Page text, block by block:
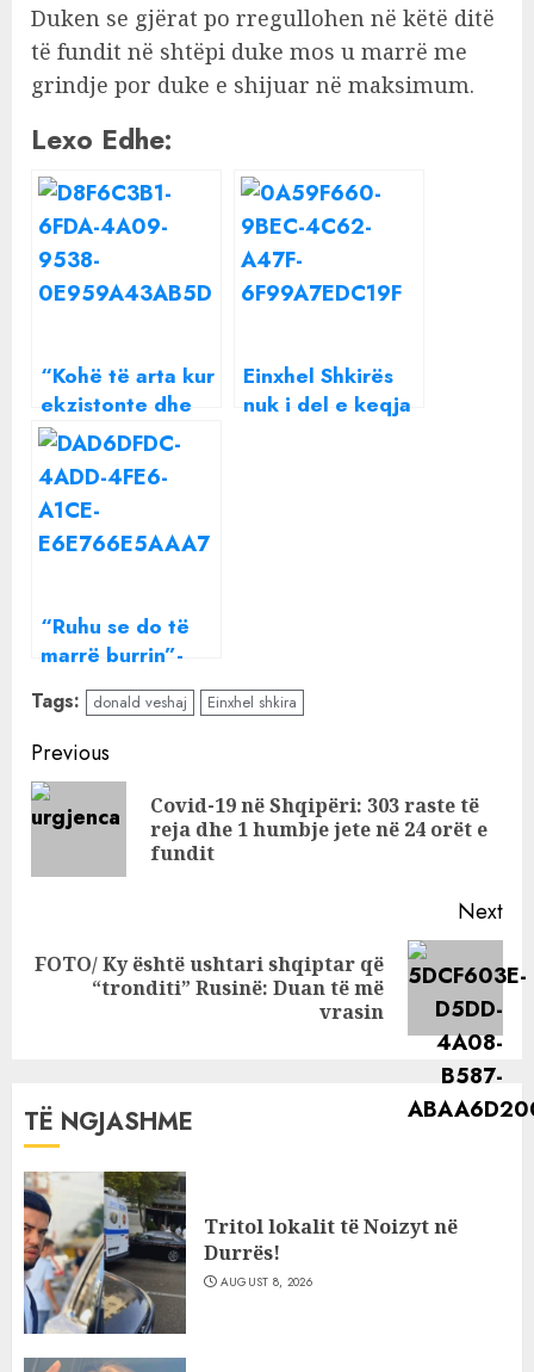
Duken se gjërat po rregullohen në këtë ditë
të fundit në shtëpi duke mos u marrë me
grindje por duke e shijuar në maksimum.
Lexo Edhe:
“Kohë të arta kur
ekzistonte dhe
ajo mes nesh”/
Einxhel për
Donaldin: Nuk di
as të lexojë
Einxhel Shkirës
nuk i del e keqja
“Ruhu se do të
marrë burrin”-
Ndjekësit i
kërkojnë të ketë
kujdes me
Beatrix dhe i
kujtojnë si i mori
Donaldin nga
“duart” Borës, si
reagon Dafina
Tags: donald veshaj Einxhel shkira
Continue
Reading
Previous
Covid-19 në Shqipëri: 303 raste të
reja dhe 1 humbje jete në 24 orët e
fundit
Next
Next
FOTO/ Ky është ushtari shqiptar që
“tronditi” Rusinë: Duan të më
vrasin
TË NGJASHME
Tritol lokalit të Noizyt në
Durrës!
AUGUST 8, 2026